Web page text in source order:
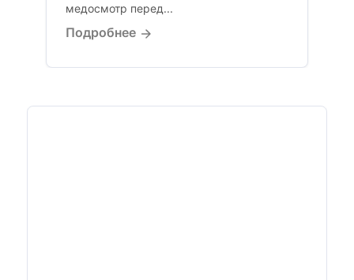
медосмотр перед...
Подробнее